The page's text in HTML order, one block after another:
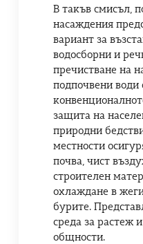
В такъв смисъл,
насаждения
вариант за
водосборни и
пречистване на
подпочвени води
защита на
природни
местности
почва, чист
строителен
охлаждане в
бурите.
среда за растеж
общности.